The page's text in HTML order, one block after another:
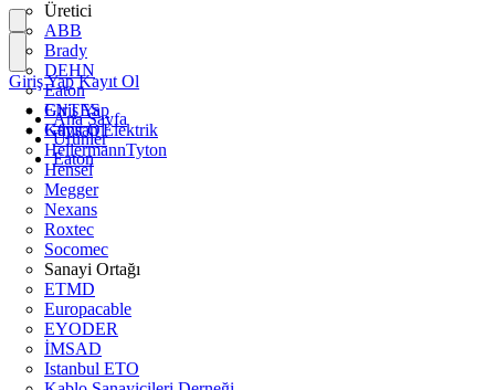
Üretici
ABB
Brady
DEHN
Eaton
ENTES
Günsan Elektrik
HellermannTyton
Hensel
Megger
Nexans
Roxtec
Socomec
Sanayi Ortağı
ETMD
Europacable
EYODER
İMSAD
Istanbul ETO
Giriş Yap
Kayıt Ol
Giriş Yap Kayıt Ol
Ana Sayfa
Ürünler
Eaton